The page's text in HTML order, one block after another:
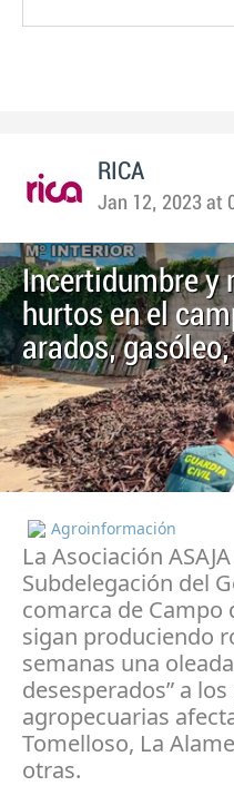
RICA
Jan 12, 2023 at
Incertidumbre y
hurtos en el
arados,
Agroinformación
La Asociación
Subdelegación del
comarca de Campo
sigan produciendo
semanas una
desesperados” a
agropecuarias
Tomelloso, La
otras.